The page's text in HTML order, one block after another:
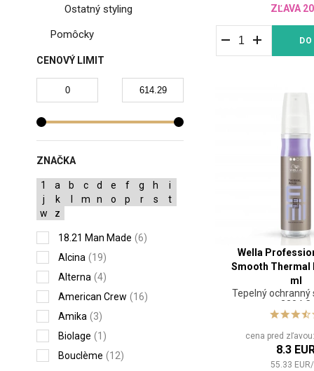
Ostatný styling
Pomôcky
CENOVÝ LIMIT
ZNAČKA
1 a b c d e f g h
i
j
k m n o p r s
t
w
z
18.21 Man Made (6)
Alcina (19)
Alterna (4)
American Crew (16)
Amika (3)
Biolage (1)
Bouclème (12)
ZĽAVA
Wella
Smooth Thermal
ml
Tepelný ochranný
220 ° C
cena pred zľavou:
8.3
55.33 EUR/